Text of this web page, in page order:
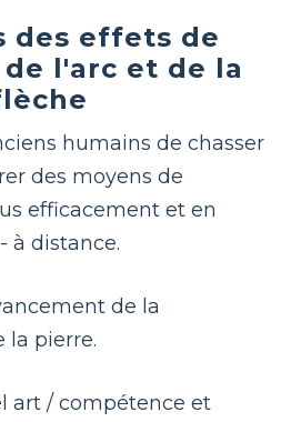
des effets de
l'arc et de la
humains de chasser
des moyens de
efficacement et en
à distance.
de la
la pierre.
art / compétence et